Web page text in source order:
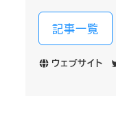
記事一覧
ウェブサイト